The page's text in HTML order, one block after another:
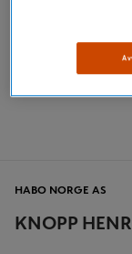
KNOPP
HABO NORGE AS